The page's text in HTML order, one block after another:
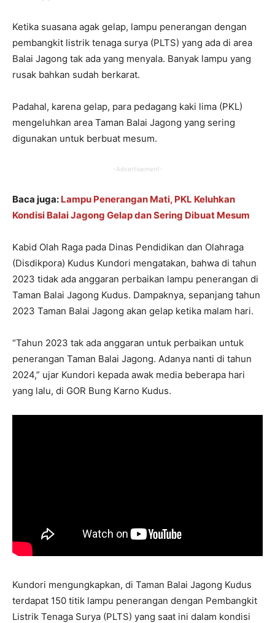
Ketika suasana agak gelap, lampu penerangan dengan
pembangkit listrik tenaga surya (PLTS) yang ada di area
Balai Jagong tak ada yang menyala. Banyak lampu yang
rusak bahkan sudah berkarat.
Padahal, karena gelap, para pedagang kaki lima (PKL)
mengeluhkan area Taman Balai Jagong yang sering
digunakan untuk berbuat mesum.
-Advertisement-
Baca juga: Lampu Penerangan Mati, PKL Keluhkan
Kondisi Balai Jagong Gelap dan Sering Dibuat Mesum
Kabid Olah Raga pada Dinas Pendidikan dan Olahraga
(Disdikpora) Kudus Kundori mengatakan, bahwa di tahun
2023 tidak ada anggaran perbaikan lampu penerangan di
Taman Balai Jagong Kudus. Dampaknya, sepanjang tahun
2023 Taman Balai Jagong akan gelap ketika malam hari.
“Tahun 2023 tak ada anggaran untuk perbaikan untuk
penerangan Taman Balai Jagong. Adanya nanti di tahun
2024,” ujar Kundori kepada awak media beberapa hari
yang lalu, di GOR Bung Karno Kudus.
Kundori mengungkapkan, di Taman Balai Jagong Kudus
terdapat 150 titik lampu penerangan dengan Pembangkit
Listrik Tenaga Surya (PLTS) yang saat ini dalam kondisi